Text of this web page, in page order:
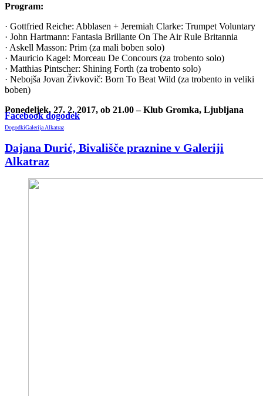
Program:
· Gottfried Reiche: Abblasen + Jeremiah Clarke: Trumpet Voluntary
· John Hartmann: Fantasia Brillante On The Air Rule Britannia
· Askell Masson: Prim (za mali boben solo)
· Mauricio Kagel: Morceau De Concours (za trobento solo)
· Matthias Pintscher: Shining Forth (za trobento solo)
· Nebojša Jovan Živkovič: Born To Beat Wild (za trobento in veliki
boben)
Ponedeljek, 27. 2. 2017, ob 21.00 – Klub Gromka, Ljubljana
Facebook dogodek
DogodkiGalerija Alkatraz
Dajana Durić, Bivališče praznine v Galeriji
Alkatraz